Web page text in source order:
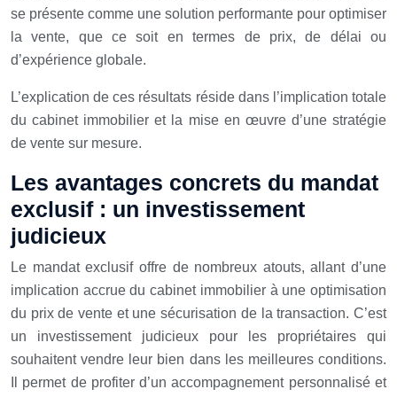
se présente comme une solution performante pour optimiser
la vente, que ce soit en termes de prix, de délai ou
d’expérience globale.
L’explication de ces résultats réside dans l’implication totale
du cabinet immobilier et la mise en œuvre d’une stratégie
de vente sur mesure.
Les avantages concrets du mandat
exclusif : un investissement
judicieux
Le mandat exclusif offre de nombreux atouts, allant d’une
implication accrue du cabinet immobilier à une optimisation
du prix de vente et une sécurisation de la transaction. C’est
un investissement judicieux pour les propriétaires qui
souhaitent vendre leur bien dans les meilleures conditions.
Il permet de profiter d’un accompagnement personnalisé et